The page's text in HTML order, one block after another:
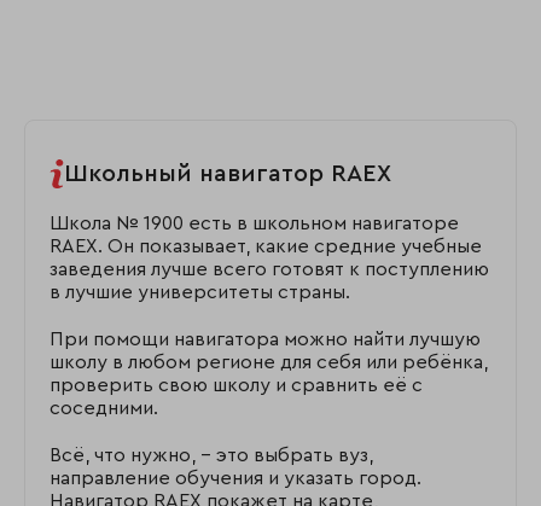
Школьный навигатор RAEX
Школа № 1900 есть в школьном навигаторе
RAEX. Он показывает, какие средние учебные
заведения лучше всего готовят к поступлению
в лучшие университеты страны.
При помощи навигатора можно найти лучшую
школу в любом регионе для себя или ребёнка,
проверить свою школу и сравнить её с
соседними.
Всё, что нужно, – это выбрать вуз,
направление обучения и указать город.
Навигатор RAEX покажет на карте,